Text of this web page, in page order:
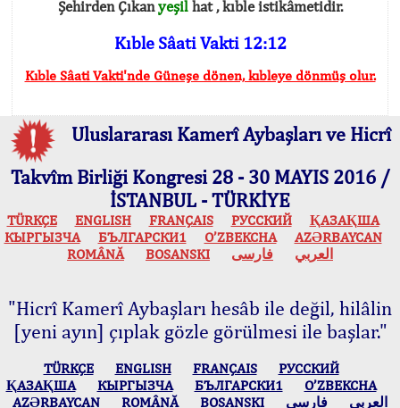
Şehirden Çıkanyeşilhat , kıble istikâmetidir.
Kıble Sâati Vakti 12:12
Kıble Sâati Vakti'nde Güneşe dönen, kıbleye dönmüş olur.
Uluslararası Kamerî Aybaşları ve Hicrî
Takvîm Birliği Kongresi 28 - 30 MAYIS 2016 /
İSTANBUL - TÜRKİYE
TÜRKÇE ENGLISH FRANÇAIS РУССКИЙ
ҚАЗАҚША
КЫPГЫЗЧA
БЪЛГАРСКИ1 O’ZBEKCHA
AZӘRBAYCAN
ROMÂNĂ
BOSANSKI العربي فارسی
"Hicrî Kamerî Aybaşları hesâb ile değil, hilâlin
[yeni ayın] çıplak gözle görülmesi ile başlar."
TÜRKÇE ENGLISH FRANÇAIS
РУССКИЙ
ҚАЗАҚША
КЫPГЫЗЧA БЪЛГАРСКИ1
O’ZBEKCHA
AZӘRBAYCAN
ROMÂNĂ BOSANSKI العربي فارسی